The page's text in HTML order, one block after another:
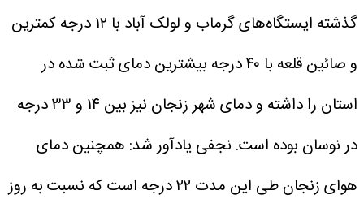
گذشته ایستگاه‌های گرماب و لولک آباد با ۱۲ درجه کمترین
و صائین قلعه با ۴۰ درجه بیشترین دمای ثبت شده در
استان را داشته و دمای شهر زنجان نیز بین ۱۴ و ۳۳ درجه
در نوسان بوده است. نجفی یادآور شد: همچنین دمای
هوای زنجان طی این مدت ۲۲ درجه است که نسبت به روز